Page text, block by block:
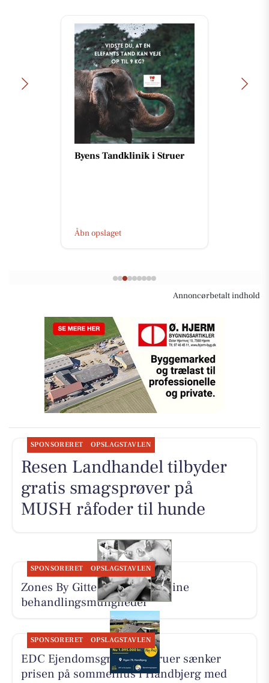
Byens Tandklinik i Struer
Åbn opslaget
Annoncørbetalt indhold
SPONSORERET OPSLAGSTAVLEN
Resen Landhandel tilbyder
gratis smagsprøver på
MUSH råfoder til hunde
SPONSORERET OPSLAGSTAVLEN
Zones By Gitte præsenterer sine
behandlingsmuligheder
SPONSORERET OPSLAGSTAVLEN
EDC Ejen­doms­grup­pen Struer sænker
prisen på sommerhus i Handbjerg med